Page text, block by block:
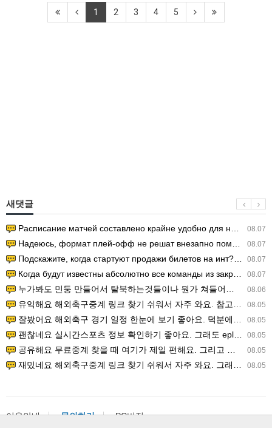
1 2 3 4 5
새댓글
08.07
Расписание матчей составлено крайне удобно для нашего часово…
08.07
Надеюсь, формат плей-офф не решат внезапно поменять. https:/…
08.07
Подскажите, когда стартуют продажи билетов на инт? https://g…
08.07
Когда будут известны абсолютно все команды из закрытых квали…
08.06
누가봐도 민둥 만들어서 탈북하는것들이나 뭔가 쳐들어오는 낌새를 미리 알아차리기 위함이지 저걸 전쟁준비라고 하…
08.05
유익해요 해외축구중계 링크 찾기 쉬워서 자주 와요. 참고로 무료스포츠중계 정보 확인할 때 출처 꼭 체크해요.…
08.05
잘봤어요 해외축구 경기 일정 한눈에 보기 좋아요. 덕분에 epl중계 볼 때 공식 중계 채널 먼저 찾아봐요. …
08.05
괜찮네요 실시간스포츠 정보 확인하기 좋아요. 그래도 epl중계 볼 때 공식 중계 채널 먼저 찾아봐요. 북마크…
08.05
공유해요 무료중계 찾을 때 여기가 제일 편해요. 그리고 무료스포츠중계 정보 확인할 때 출처 꼭 체크해요. 앞…
08.05
재밌네요 해외축구중계 링크 찾기 쉬워서 자주 와요. 그래서 해외축구중계도 정식 서비스로 봐야 안전해요. 다음…
이용안내 문의하기 PC버전